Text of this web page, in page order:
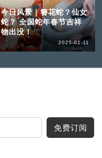
今日风景｜簪花蛇？仙女
蛇？ 全国蛇年春节吉祥
物出没！
2025-01-11
免费订阅